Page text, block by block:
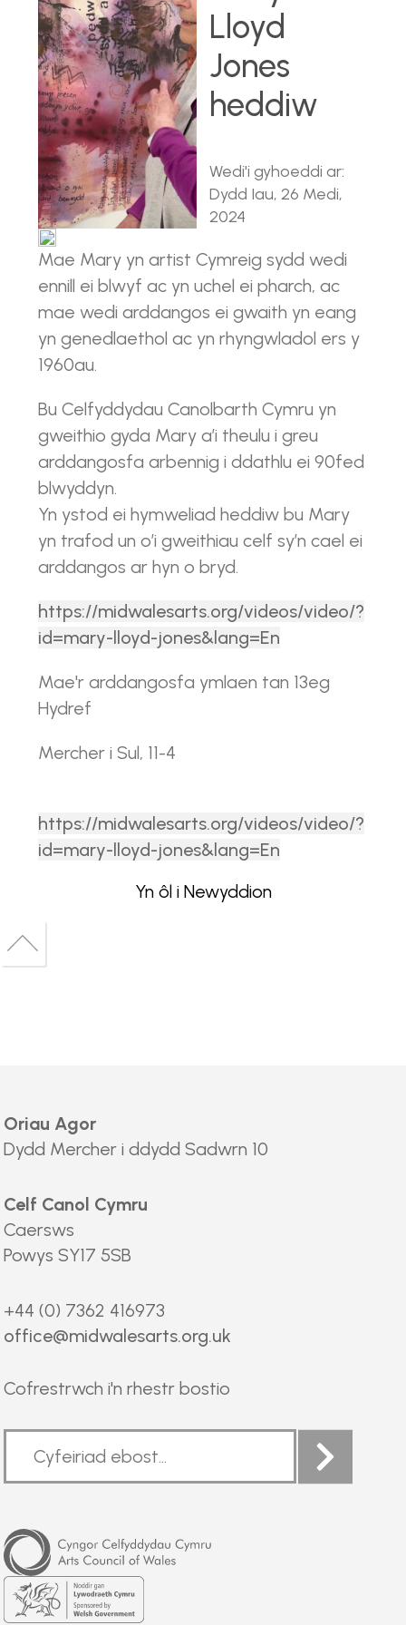
Lloyd
Jones
heddiw
Wedi'i gyhoeddi ar:
Dydd Iau, 26 Medi,
2024
Mae Mary yn artist Cymreig sydd wedi
ennill ei blwyf ac yn uchel ei pharch, ac
mae wedi arddangos ei gwaith yn eang
yn genedlaethol ac yn rhyngwladol ers y
1960au.
Bu Celfyddydau Canolbarth Cymru yn
gweithio gyda Mary a’i theulu i greu
arddangosfa arbennig i ddathlu ei 90fed
blwyddyn.
Yn ystod ei hymweliad heddiw bu Mary
yn trafod un o’i gweithiau celf sy’n cael ei
arddangos ar hyn o bryd.
https://midwalesarts.org/videos/video/?
id=mary-lloyd-jones&lang=En
Mae'r arddangosfa ymlaen tan 13eg
Hydref
Mercher i Sul, 11-4
https://midwalesarts.org/videos/video/?
id=mary-lloyd-jones&lang=En
Yn ôl i Newyddion
top
Back
Oriau Agor
Dydd Mercher i ddydd Sadwrn 10
Celf Canol Cymru
Caersws
Powys SY17 5SB
+44 (0) 7362 416973
office@midwalesarts.org.uk
Cofrestrwch i'n rhestr bostio
Arts
Council
of
Wales
Welsh
Government